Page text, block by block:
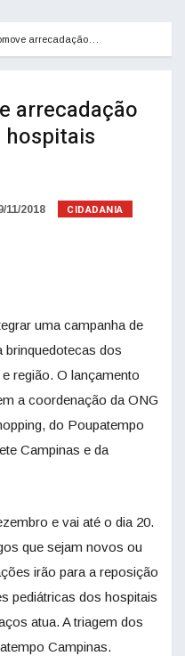
arrecadação…
arrecadação
hospitais
11/2018 CIDADANIA
uma campanha de
brinquedotecas dos
região. O lançamento
a coordenação da ONG
do Poupatempo
Campinas e da
e vai até o dia 20.
que sejam novos ou
irão para a reposição
pediátricas dos hospitais
atua. A triagem dos
Campinas.